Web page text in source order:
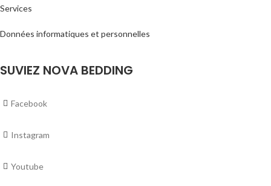
Services
Données informatiques et personnelles
SUVIEZ NOVA BEDDING
Facebook
Instagram
Youtube